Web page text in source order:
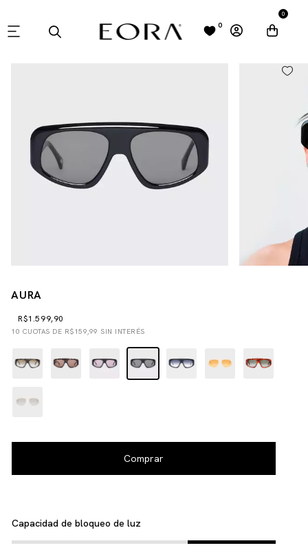
0
0
AURA
R$1.599,90
10 CUOTAS DE R$159,99 SIN INTERÉS
Capacidad de bloqueo de luz